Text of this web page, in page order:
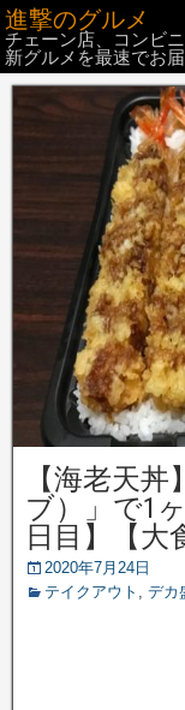
進撃のグルメ
チェーン店、コンビ
新グルメを最速でお
【海老天
ブ）」で1
日目】【大
2020年7月24日
テイクアウト , デカ